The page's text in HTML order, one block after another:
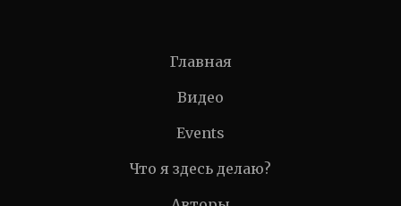
Главная
Видео
Events
Что я здесь делаю?